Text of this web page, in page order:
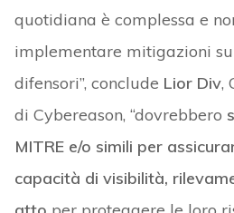
quotidiana è complessa e
implementare mitigazioni
difensori”, conclude Lior Div,
di Cybereason, “dovrebbero
MITRE e/o simili per
capacità di visibilità,